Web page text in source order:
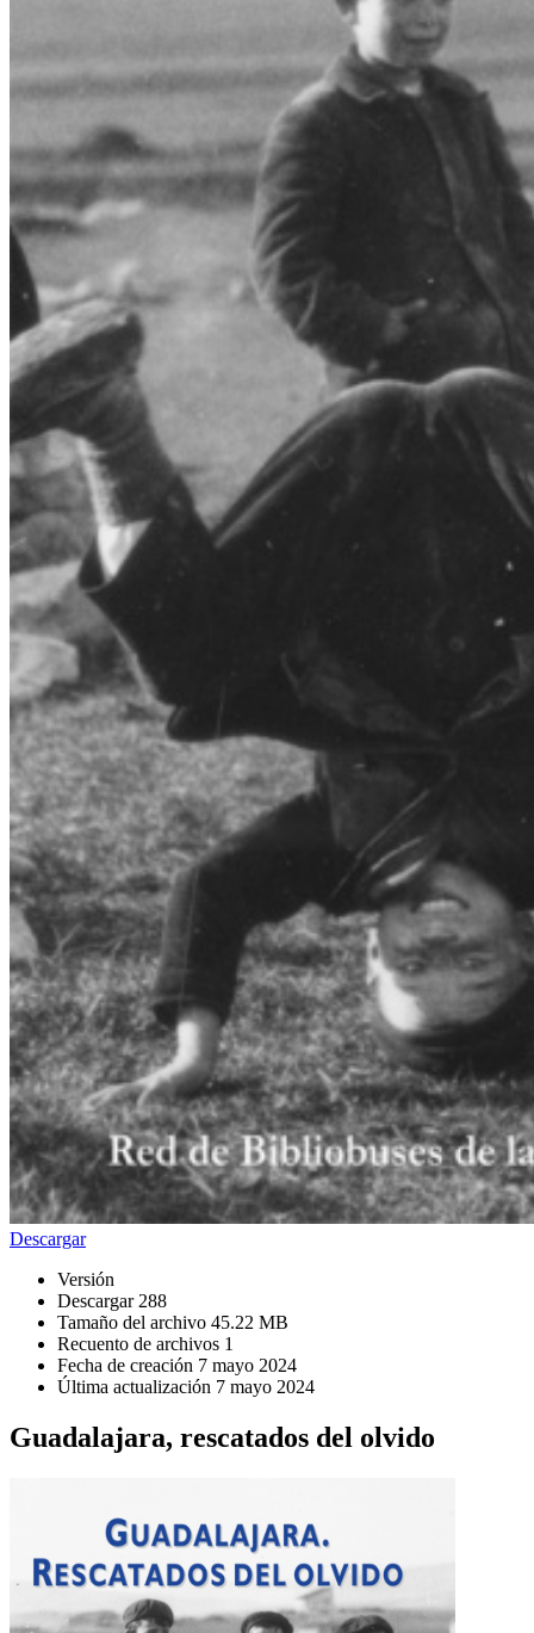
Descargar
Versión
Descargar 288
Tamaño del archivo 45.22 MB
Recuento de archivos 1
Fecha de creación 7 mayo 2024
Última actualización 7 mayo 2024
Guadalajara, rescatados del olvido